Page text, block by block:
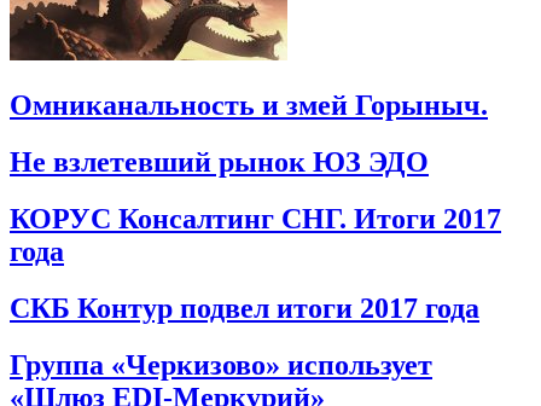
Омниканальность и змей Горыныч.
Не взлетевший рынок ЮЗ ЭДО
КОРУС Консалтинг СНГ. Итоги 2017
года
СКБ Контур подвел итоги 2017 года
Группа «Черкизово» использует
«Шлюз EDI-Меркурий»